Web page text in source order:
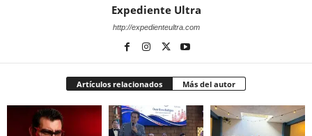
Expediente Ultra
http://expedienteultra.com
Artículos relacionados Más del autor